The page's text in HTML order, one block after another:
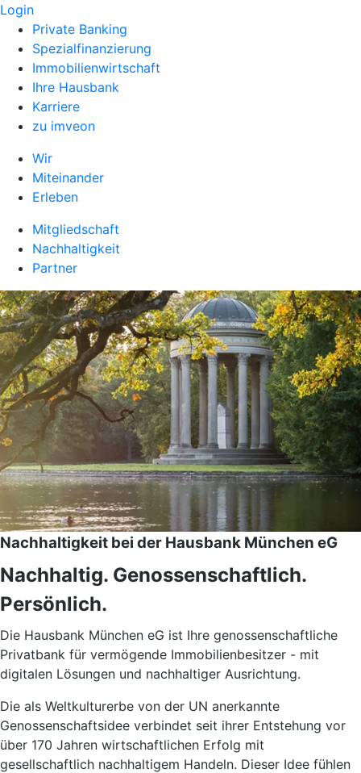
Login
Private Banking
Spezialfinanzierung
Immobilienwirtschaft
Ihre Hausbank
Karriere
zu imveon
Wir
Miteinander
Erleben
Mitgliedschaft
Nachhaltigkeit
Partner
Nachhaltigkeit bei der Hausbank München eG
Nachhaltig. Genossenschaftlich.
Persönlich.
Die Hausbank München eG ist Ihre genossenschaftliche
Privatbank für vermögende Immobilienbesitzer - mit
digitalen Lösungen und nachhaltiger Ausrichtung.
Die als Weltkulturerbe von der UN anerkannte
Genossenschaftsidee verbindet seit ihrer Entstehung vor
über 170 Jahren wirtschaftlichen Erfolg mit
gesellschaftlich nachhaltigem Handeln. Dieser Idee fühlen